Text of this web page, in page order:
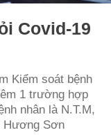
Covid-19
Kiểm soát bệnh
1 trường hợp
nhân là N.T.M,
Hương Sơn